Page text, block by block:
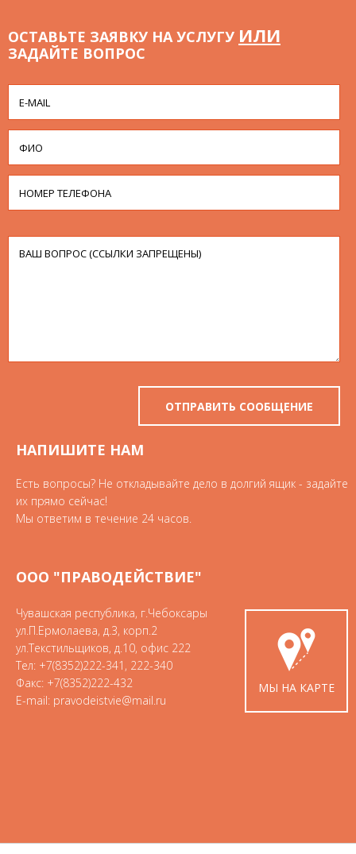
ОСТАВЬТЕ ЗАЯВКУ НА УСЛУГУ ИЛИ
ЗАДАЙТЕ ВОПРОС
НАПИШИТЕ НАМ
Есть вопросы? Не откладывайте дело в долгий ящик - задайте
их прямо сейчас!
Мы ответим в течение 24 часов.
ООО "ПРАВОДЕЙСТВИЕ"
Чувашская республика, г.Чебоксары
ул.П.Ермолаева, д.3, корп.2
ул.Текстильщиков, д.10, офис 222
Тел: +7(8352)222-341 , 222-340
Факс: +7(8352)222-432
E-mail: pravodeistvie@mail.ru
МЫ НА КАРТЕ